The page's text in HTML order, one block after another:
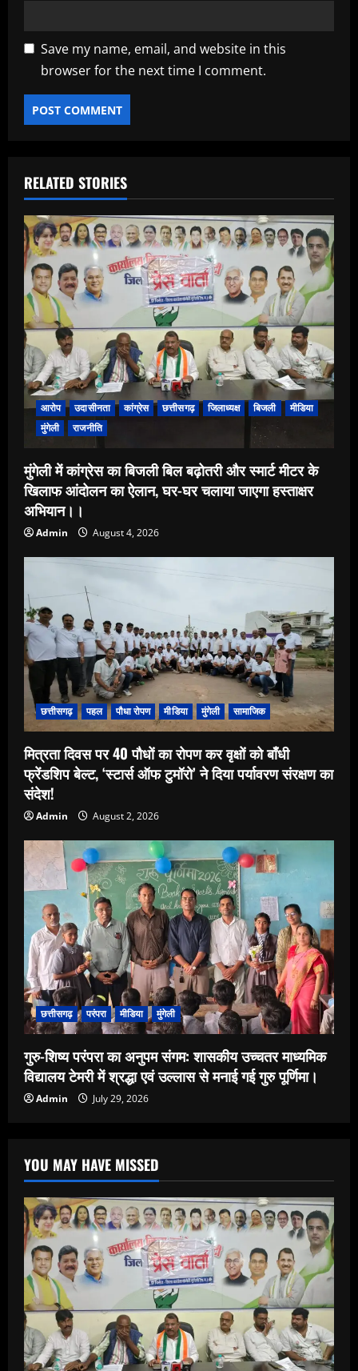
Save my name, email, and website in this
browser for the next time I comment.
RELATED STORIES
आरोप उदासीनता कांग्रेस छत्तीसगढ़ जिलाध्यक्ष बिजली
मीडिया
मुंगेली
राजनीति
मुंगेली में कांग्रेस का बिजली बिल बढ़ोतरी और स्मार्ट मीटर के
खिलाफ आंदोलन का ऐलान, घर-घर चलाया जाएगा हस्ताक्षर
अभियान।।
Admin August 4, 2026
छत्तीसगढ़ पहल पौधा रोपण मीडिया मुंगेली सामाजिक
मित्रता दिवस पर 40 पौधों का रोपण कर वृक्षों को बाँधी
फ्रेंडशिप बेल्ट, ‘स्टार्स ऑफ टुमॉरो’ ने दिया पर्यावरण संरक्षण का
संदेश!
Admin August 2, 2026
छत्तीसगढ़ परंपरा मीडिया मुंगेली
गुरु-शिष्य परंपरा का अनुपम संगम: शासकीय उच्चतर माध्यमिक
विद्यालय टेमरी में श्रद्धा एवं उल्लास से मनाई गई गुरु पूर्णिमा।
Admin July 29, 2026
YOU MAY HAVE MISSED